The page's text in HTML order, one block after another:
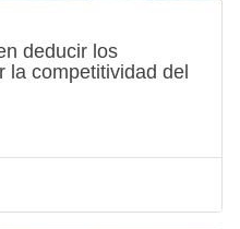
deducir los
la competitividad del